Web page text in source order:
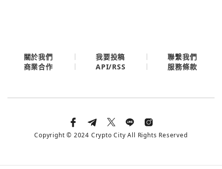
關於我們 我要投稿
聯繫我們
商業合作
API/RSS 服務條款
Copyright © 2024 Crypto City All Rights Reserved